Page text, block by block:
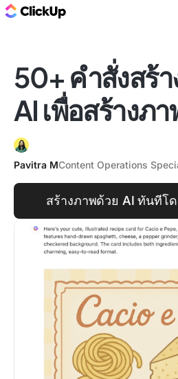
50+ คำสั่งสร้
AI เพื่อสร้างภ
Pavitra MContent Operations
สร้างภาพด้วย AI ทันทีโ